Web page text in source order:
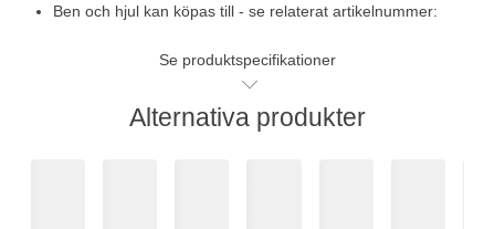
Ben och hjul kan köpas till - se relaterat artikelnummer:
Se produktspecifikationer
Alternativa produkter